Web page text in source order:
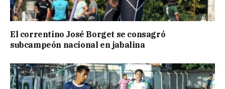
El correntino José Borget se consagró
subcampeón nacional en jabalina